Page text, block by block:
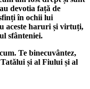
devotia față de
în ochii lui
aceste haruri și virtuți,
sfânteniei.
Te binecuvântez,
și al Fiului și al